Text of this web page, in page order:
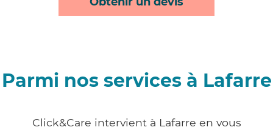
Parmi nos services à Lafarre
Click&Care intervient à Lafarre en vous